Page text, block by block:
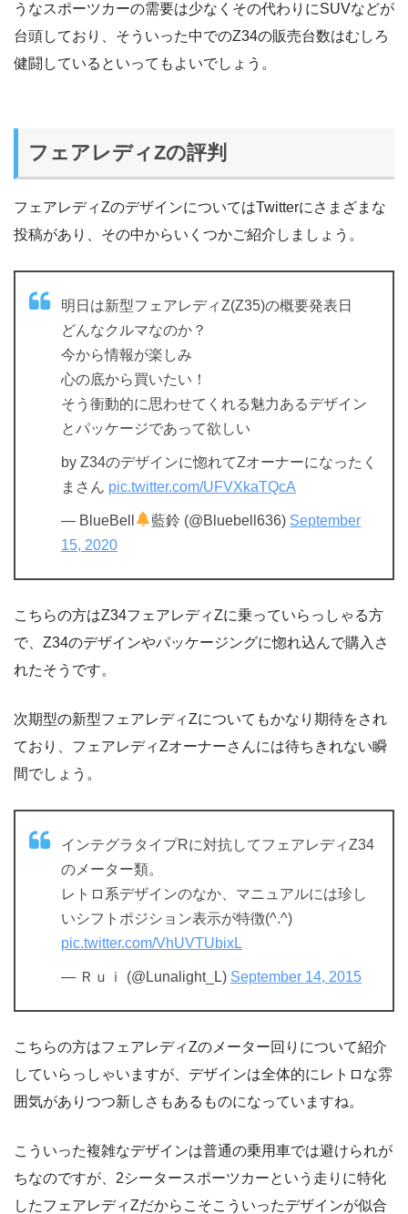
うなスポーツカーの需要は少なくその代わりにSUVなどが
台頭しており、そういった中でのZ34の販売台数はむしろ
健闘しているといってもよいでしょう。
フェアレディZの評判
フェアレディZのデザインについてはTwitterにさまざまな
投稿があり、その中からいくつかご紹介しましょう。
明日は新型フェアレディZ(Z35)の概要発表日
どんなクルマなのか？
今から情報が楽しみ
心の底から買いたい！
そう衝動的に思わせてくれる魅力あるデザイン
とパッケージであって欲しい
by Z34のデザインに惚れてZオーナーになったく
まさん pic.twitter.com/UFVXkaTQcA
— BlueBell 藍鈴 (@Bluebell636) September
15, 2020
こちらの方はZ34フェアレディZに乗っていらっしゃる方
で、Z34のデザインやパッケージングに惚れ込んで購入さ
れたそうです。
次期型の新型フェアレディZについてもかなり期待をされ
ており、フェアレディZオーナーさんには待ちきれない瞬
間でしょう。
インテグラタイプRに対抗してフェアレディZ34
のメーター類。
レトロ系デザインのなか、マニュアルには珍し
いシフトポジション表示が特徴(^.^)
pic.twitter.com/VhUVTUbixL
— Ｒｕｉ (@Lunalight_L) September 14, 2015
こちらの方はフェアレディZのメーター回りについて紹介
していらっしゃいますが、デザインは全体的にレトロな雰
囲気がありつつ新しさもあるものになっていますね。
こういった複雑なデザインは普通の乗用車では避けられが
ちなのですが、2シータースポーツカーという走りに特化
したフェアレディZだからこそこういったデザインが似合